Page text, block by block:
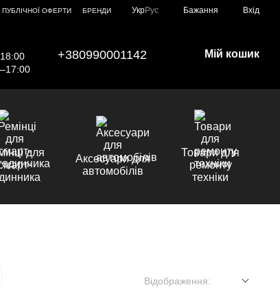
ПУБЛІЧНОЇ ОФЕРТИ
БРЕНДИ
УкрРус Бажання Вхід
+380990001142 Мій кошик
для
Аксесуари для
автомобілів
Товари для
ремонту
техніки
Відображення: